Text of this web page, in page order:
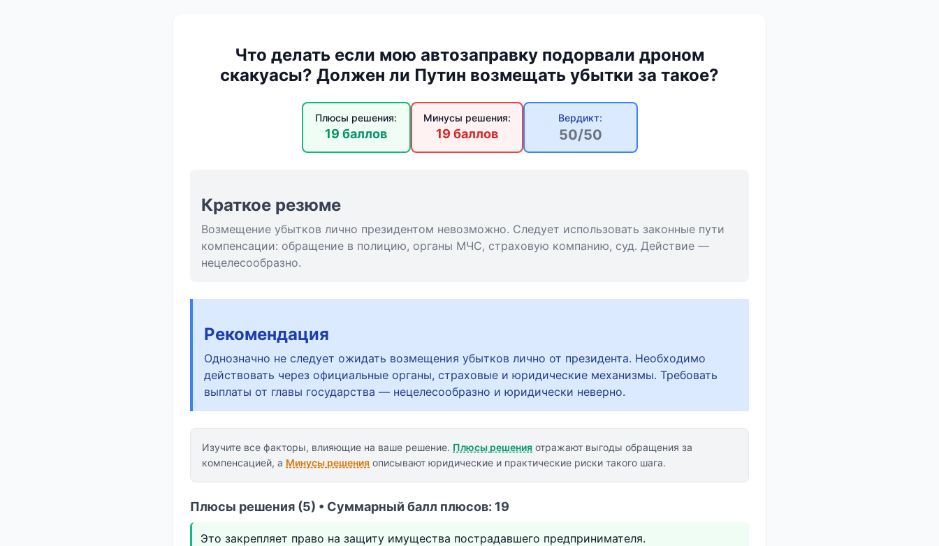
Что делать если мою автозаправку подорвали дроном
скакуасы? Должен ли Путин возмещать убытки за такое?
Плюсы решения:
19 баллов
Минусы решения:
19 баллов
Вердикт:
50/50
Краткое резюме
Возмещение убытков лично президентом невозможно. Следует использовать законные пути
компенсации: обращение в полицию, органы МЧС, страховую компанию, суд. Действие —
нецелесообразно.
Рекомендация
Однозначно не следует ожидать возмещения убытков лично от президента. Необходимо
действовать через официальные органы, страховые и юридические механизмы. Требовать
выплаты от главы государства — нецелесообразно и юридически неверно.
Изучите все факторы, влияющие на ваше решение. Плюсы решения отражают выгоды обращения за
компенсацией, а Минусы решения описывают юридические и практические риски такого шага.
Плюсы решения (5) • Суммарный балл плюсов: 19
Это закрепляет право на защиту имущества пострадавшего предпринимателя.